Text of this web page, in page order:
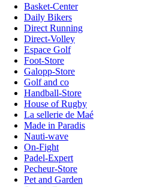
Basket-Center
Daily Bikers
Direct Running
Direct-Volley
Espace Golf
Foot-Store
Galopp-Store
Golf and co
Handball-Store
House of Rugby
La sellerie de Maé
Made in Paradis
Nauti-wave
On-Fight
Padel-Expert
Pecheur-Store
Pet and Garden